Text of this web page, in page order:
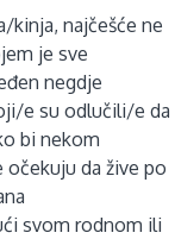
kinja, najčešće ne
je sve
negdje
e su odlučili/e da
bi nekom
da žive po
svom rodnom ili